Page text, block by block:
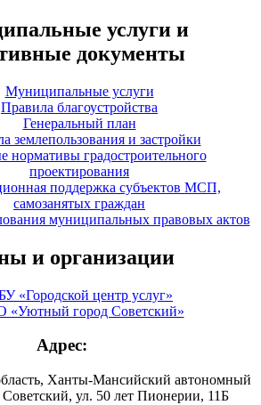
услуги и
документы
Муниципальные услуги
Правила благоустройства
Генеральный план
землепользования и застройки
нормативы градостроительного
проектирования
поддержка субъектов МСП,
самозанятых граждан
муниципальных правовых актов
и организации
«Городской центр услуг»
город Советский»
Адрес:
Ханты-Мансийский автономный
ул. 50 лет Пионерии, 11Б